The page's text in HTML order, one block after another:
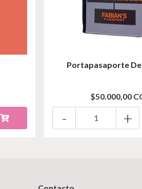
Portapasaporte
$50.000,00
+
-